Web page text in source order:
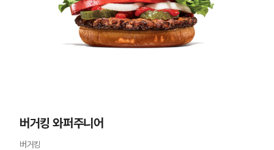
버거킹 와퍼주니어
버거킹